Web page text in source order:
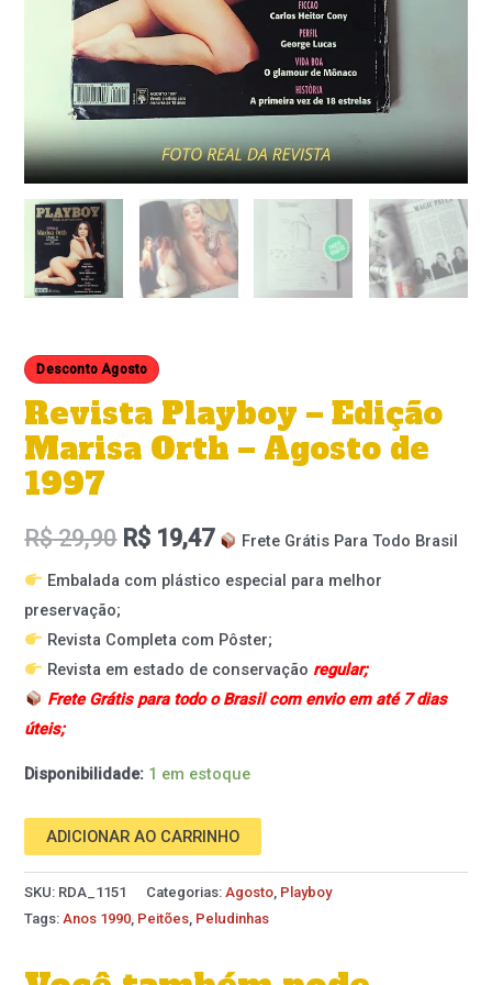
Desconto Agosto
Revista Playboy – Edição
Marisa Orth – Agosto de
1997
R$29,90 R$ 19,47
Frete Grátis Para Todo Brasil
Embalada com plástico especial para melhor
preservação;
Revista Completa com Pôster;
Revista em estado de conservação regular;
Frete Grátis para todo o Brasil com envio em até 7 dias
úteis;
Disponibilidade: 1 em estoque
ADICIONAR AO CARRINHO
SKU: RDA_1151 Categorias:Agosto, Playboy
Tags:Anos 1990, Peitões, Peludinhas